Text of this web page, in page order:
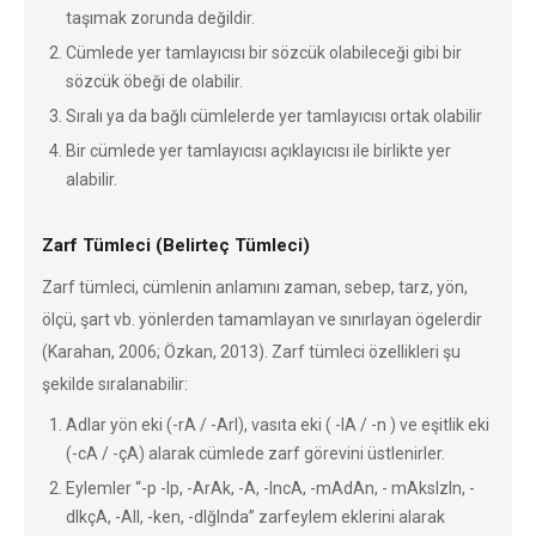
taşımak zorunda değildir.
Cümlede yer tamlayıcısı bir sözcük olabileceği gibi bir
sözcük öbeği de olabilir.
Sıralı ya da bağlı cümlelerde yer tamlayıcısı ortak olabilir
Bir cümlede yer tamlayıcısı açıklayıcısı ile birlikte yer
alabilir.
Zarf Tümleci (Belirteç Tümleci)
Zarf tümleci, cümlenin anlamını zaman, sebep, tarz, yön,
ölçü, şart vb. yönlerden tamamlayan ve sınırlayan ögelerdir
(Karahan, 2006; Özkan, 2013). Zarf tümleci özellikleri şu
şekilde sıralanabilir:
Adlar yön eki (-rA / -ArI), vasıta eki ( -lA / -n ) ve eşitlik eki
(-cA / -çA) alarak cümlede zarf görevini üstlenirler.
Eylemler “-p -Ip, -ArAk, -A, -IncA, -mAdAn, - mAksIzIn, -
dIkçA, -AlI, -ken, -dIğInda” zarfeylem eklerini alarak